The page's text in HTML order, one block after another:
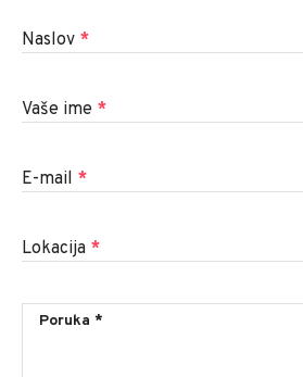
Naslov *
Vaše ime *
E-mail *
Lokacija *